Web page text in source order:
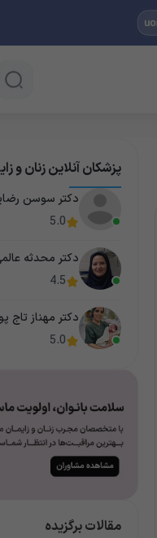
پزشکان آنلاین زنان و
دکتر سوسن
5.0
دکتر محدثه
4.5
دکتر مهناز تاج
5.0
مقالات برگزیده